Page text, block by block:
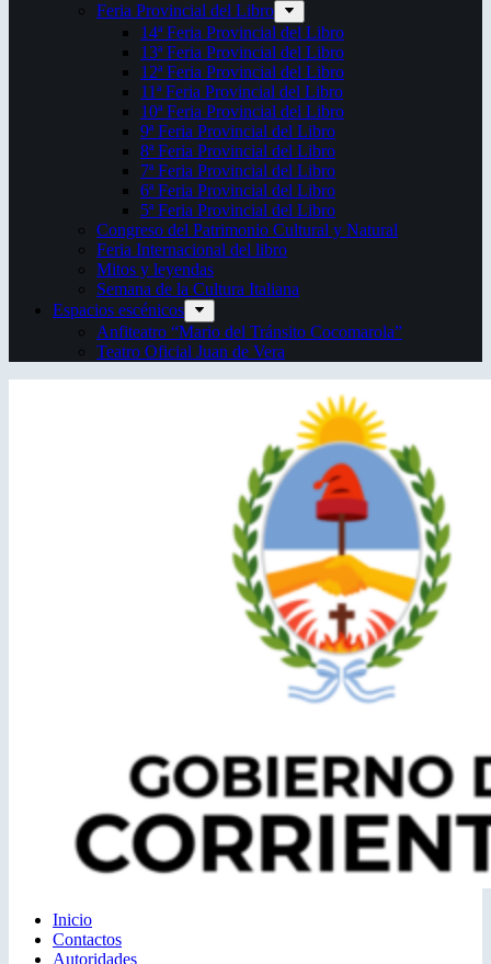
Feria Provincial del Libro
14ª Feria Provincial del Libro
13ª Feria Provincial del Libro
12ª Feria Provincial del Libro
11ª Feria Provincial del Libro
10ª Feria Provincial del Libro
9ª Feria Provincial del Libro
8ª Feria Provincial del Libro
7ª Feria Provincial del Libro
6ª Feria Provincial del Libro
5ª Feria Provincial del Libro
Congreso del Patrimonio Cultural y Natural
Feria Internacional del libro
Mitos y leyendas
Semana de la Cultura Italiana
Espacios escénicos
Anfiteatro “Mario del Tránsito Cocomarola”
Teatro Oficial Juan de Vera
Inicio
Contactos
Autoridades